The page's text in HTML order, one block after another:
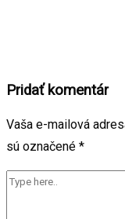
Pridať komentár
Vaša e-mailová
sú označené *
Type